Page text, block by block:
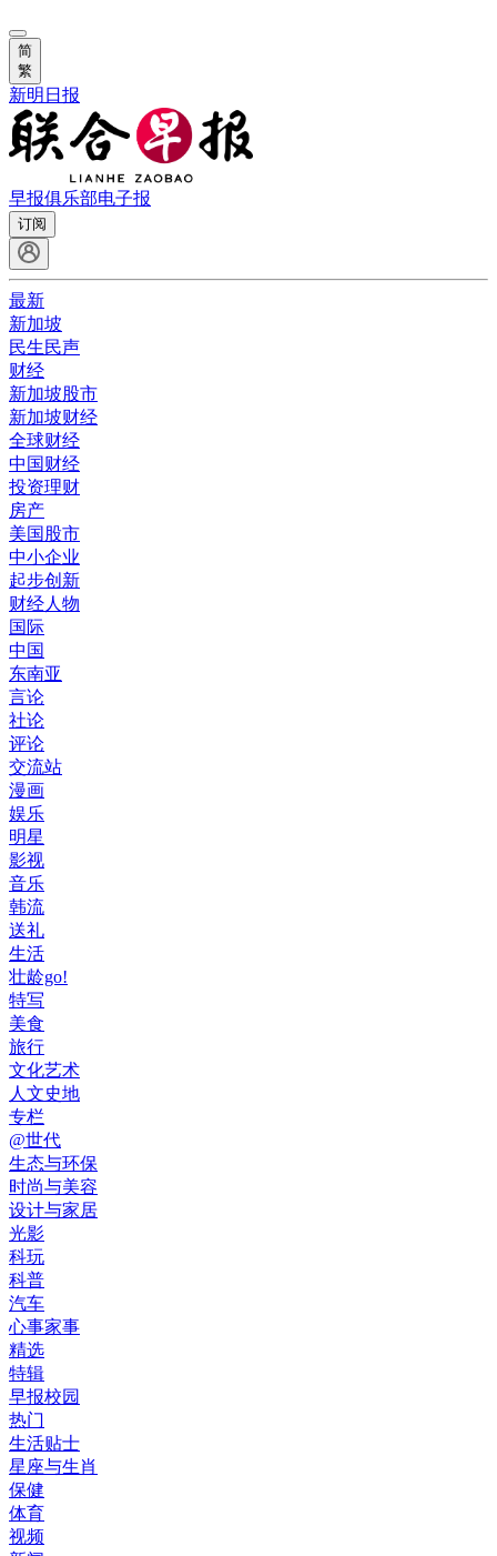
简
繁
新明日报
早报俱乐部电子报
订阅
最新
新加坡
民生民声
财经
新加坡股市
新加坡财经
全球财经
中国财经
投资理财
房产
美国股市
中小企业
起步创新
财经人物
国际
中国
东南亚
言论
社论
评论
交流站
漫画
娱乐
明星
影视
音乐
韩流
送礼
生活
壮龄go!
特写
美食
旅行
文化艺术
人文史地
专栏
@世代
生态与环保
时尚与美容
设计与家居
光影
科玩
科普
汽车
心事家事
精选
特辑
早报校园
热门
生活贴士
星座与生肖
保健
体育
视频